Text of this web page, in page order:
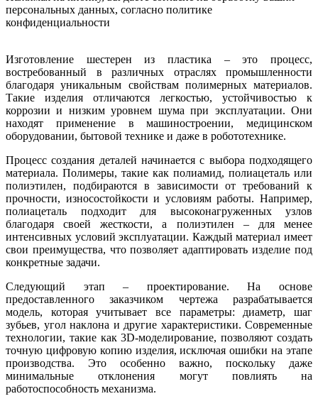
персональных данных, согласно политике
конфиденциальности
Изготовление шестерен из пластика – это процесс,
востребованный в различных отраслях промышленности
благодаря уникальным свойствам полимерных материалов.
Такие изделия отличаются легкостью, устойчивостью к
коррозии и низким уровнем шума при эксплуатации. Они
находят применение в машиностроении, медицинском
оборудовании, бытовой технике и даже в робототехнике.
Процесс создания деталей начинается с выбора подходящего
материала. Полимеры, такие как полиамид, полиацеталь или
полиэтилен, подбираются в зависимости от требований к
прочности, износостойкости и условиям работы. Например,
полиацеталь подходит для высоконагруженных узлов
благодаря своей жесткости, а полиэтилен – для менее
интенсивных условий эксплуатации. Каждый материал имеет
свои преимущества, что позволяет адаптировать изделие под
конкретные задачи.
Следующий этап – проектирование. На основе
предоставленного заказчиком чертежа разрабатывается
модель, которая учитывает все параметры: диаметр, шаг
зубьев, угол наклона и другие характеристики. Современные
технологии, такие как 3D-моделирование, позволяют создать
точную цифровую копию изделия, исключая ошибки на этапе
производства. Это особенно важно, поскольку даже
минимальные отклонения могут повлиять на
работоспособность механизма.